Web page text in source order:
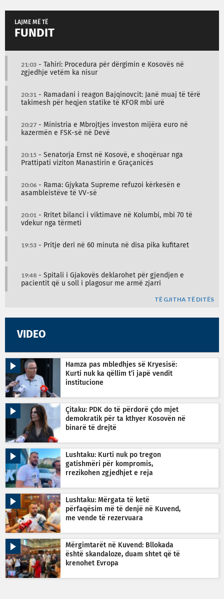
LAJME MË TË
FUNDIT
21:03 - Tahiri: Procedura për dërgimin e Kosovës në
zgjedhje vetëm ka nisur
20:31 - Ramadani i reagon Bajqinovcit: Janë muaj të tërë
takimesh për heqjen statike të KFOR mbi urë
20:27 - Ministria e Mbrojtjes investon mijëra euro në
kazermën e FSK-së në Devë
20:15 - Senatorja Ernst në Kosovë, e shoqëruar nga
Prattipati viziton Manastirin e Graçanicës
20:06 - Rama: Gjykata Supreme refuzoi kërkesën e
asambleistëve të VV-së
20:01 - Rritet bilanci i viktimave në Kolumbi, mbi 70 të
vdekur nga tërmeti
19:53 - Pritje deri në 60 minuta në disa pika kufitaret
19:48 - Spitali i Gjakovës deklarohet për gjendjen e
pacientit që u soll i plagosur me armë zjarri
TË GJITHA TË DITËS
VIDEO
Hamza pas mbledhjes së Kryesisë:
Kurti nuk ka qëllim t’i japë vendit
institucione
Çitaku: PDK do të përdorë çdo mjet
demokratik për ta kthyer Kosovën në
binarë të drejtë
Lushtaku: Kurti nuk po tregon
gatishmëri për kompromis,
rrezikohen zgjedhjet e reja
Lushtaku: Mërgata të ketë
përfaqësim më të denjë në Kuvend,
me vende të rezervuara
Mërgimtarët në Kuvend: Bllokada
është skandaloze, duam shtet që të
krenohet Evropa